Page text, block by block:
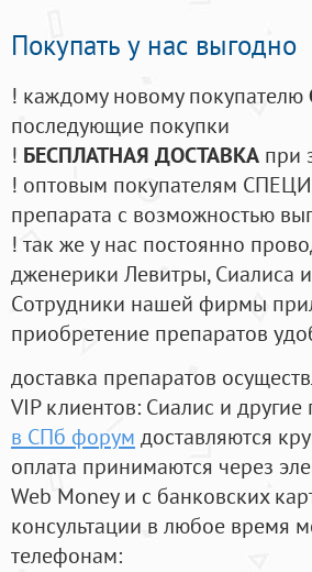
Покупать у нас выгодно
! каждому новому покупателю
последующие покупки
! БЕСПЛАТНАЯ ДОСТАВКА при
! оптовым покупателям
препарата с возможностью
! так же у нас постоянно
дженерики Левитры, Сиалиса
Cотрудники нашей фирмы
приобретение препаратов
доставка препаратов
VIP клиентов: Сиалис и
в СПб форум доставляются
оплата принимаются через
Web Money и с банковских
консультации в любое время
телефонам: